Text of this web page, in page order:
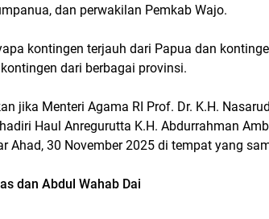
dan perwakilan Pemkab Wajo.
kontingen terjauh dari Papua dan
dari berbagai provinsi.
jika Menteri Agama RI Prof. Dr. K.H.
Haul Anregurutta K.H. Abdurrahman
Ahad, 30 November 2025 di tempat yang
dan Abdul Wahab Dai